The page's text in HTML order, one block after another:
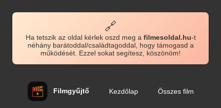
🔗
Ha tetszik az oldal kérlek oszd meg a filmesoldal.hu-t
néhány barátoddal/családtagoddal, hogy támogasd a
működését. Ezzel sokat segítesz, köszönöm!
Filmgyűjtő Kezdőlap Összes film